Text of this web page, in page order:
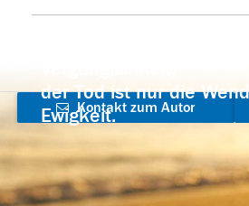
der Tod ist nur die
Ewigkeit.
Kontakt zum Autor
aufnehmen